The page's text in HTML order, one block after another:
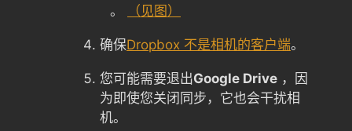
。
（见图）
确保Dropbox 不是相机的客户端。
您可能需要退出Google Drive ，因
为即使您关闭同步，它也会干扰相
机。